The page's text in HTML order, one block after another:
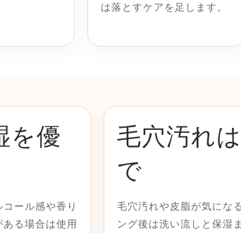
は落とすケアを足します。
を優
ール感や香り
る場合は使用
毛穴汚れ
で
毛穴汚れや皮脂が気にな
ング後は洗い流しと保湿